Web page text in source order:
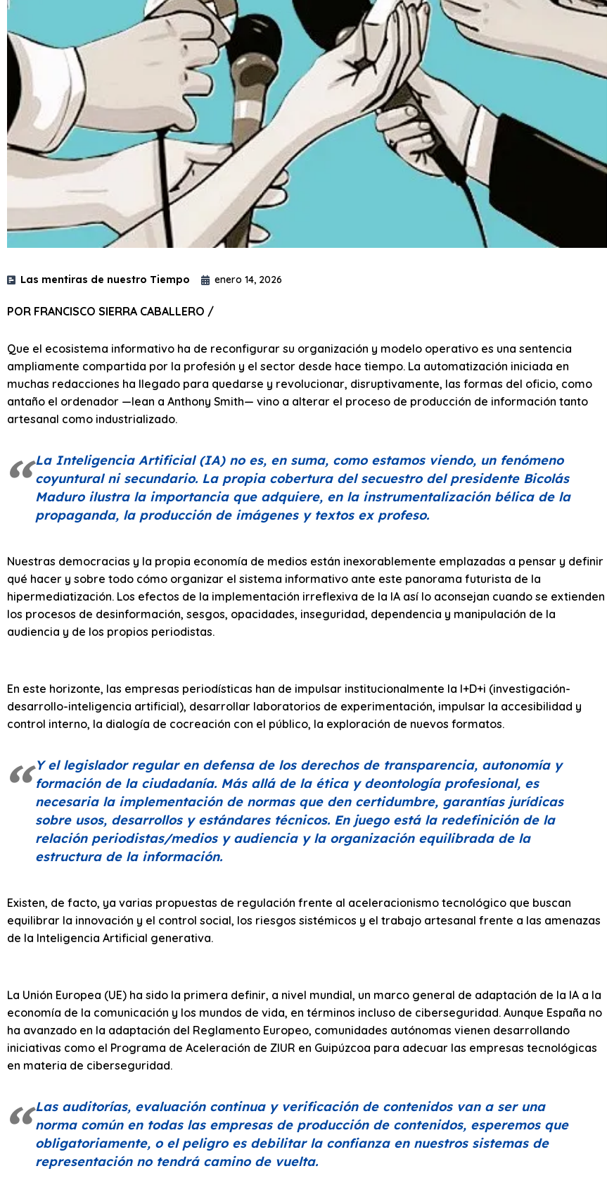
Las mentiras de nuestro Tiempo enero 14, 2026
POR FRANCISCO SIERRA CABALLERO /
Que el ecosistema informativo ha de reconfigurar su organización y modelo operativo es una sentencia
ampliamente compartida por la profesión y el sector desde hace tiempo. La automatización iniciada en
muchas redacciones ha llegado para quedarse y revolucionar, disruptivamente, las formas del oficio, como
antaño el ordenador —lean a Anthony Smith— vino a alterar el proceso de producción de información tanto
artesanal como industrializado.
La Inteligencia Artificial (IA) no es, en suma, como estamos viendo, un fenómeno
coyuntural ni secundario. La propia cobertura del secuestro del presidente Bicolás
Maduro ilustra la importancia que adquiere, en la instrumentalización bélica de la
propaganda, la producción de imágenes y textos ex profeso.
Nuestras democracias y la propia economía de medios están inexorablemente emplazadas a pensar y definir
qué hacer y sobre todo cómo organizar el sistema informativo ante este panorama futurista de la
hipermediatización. Los efectos de la implementación irreflexiva de la IA así lo aconsejan cuando se extienden
los procesos de desinformación, sesgos, opacidades, inseguridad, dependencia y manipulación de la
audiencia y de los propios periodistas.
En este horizonte, las empresas periodísticas han de impulsar institucionalmente la I+D+i (investigación-
desarrollo-inteligencia artificial), desarrollar laboratorios de experimentación, impulsar la accesibilidad y
control interno, la dialogía de cocreación con el público, la exploración de nuevos formatos.
Y el legislador regular en defensa de los derechos de transparencia, autonomía y
formación de la ciudadanía. Más allá de la ética y deontología profesional, es
necesaria la implementación de normas que den certidumbre, garantías jurídicas
sobre usos, desarrollos y estándares técnicos. En juego está la redefinición de la
relación periodistas/medios y audiencia y la organización equilibrada de la
estructura de la información.
Existen, de facto, ya varias propuestas de regulación frente al aceleracionismo tecnológico que buscan
equilibrar la innovación y el control social, los riesgos sistémicos y el trabajo artesanal frente a las amenazas
de la Inteligencia Artificial generativa.
La Unión Europea (UE) ha sido la primera definir, a nivel mundial, un marco general de adaptación de la IA a la
economía de la comunicación y los mundos de vida, en términos incluso de ciberseguridad. Aunque España no
ha avanzado en la adaptación del Reglamento Europeo, comunidades autónomas vienen desarrollando
iniciativas como el Programa de Aceleración de ZIUR en Guipúzcoa para adecuar las empresas tecnológicas
en materia de ciberseguridad.
Las auditorías, evaluación continua y verificación de contenidos van a ser una
norma común en todas las empresas de producción de contenidos, esperemos que
obligatoriamente, o el peligro es debilitar la confianza en nuestros sistemas de
representación no tendrá camino de vuelta.